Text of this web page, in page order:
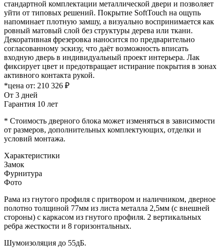
стандартной комплектации металлической двери и позволяет
уйти от типовых решений. Покрытие SoftTouch на ощупь
напоминает плотную замшу, а визуально воспринимается как
ровный матовый слой без структуры дерева или ткани.
Декоративная фрезеровка наносится по предварительно
согласованному эскизу, что даёт возможность вписать
входную дверь в индивидуальный проект интерьера. Лак
фиксирует цвет и предотвращает истирание покрытия в зонах
активного контакта рукой.
*цена от: 210 326 ₽
От 3 дней
Гарантия 10 лет
* Стоимость дверного блока может изменяться в зависимости
от размеров, дополнительных комплектующих, отделки и
условий монтажа.
Характеристики
Замок
Фурнитура
Фото
Рама из гнутого профиля с притвором и наличником, дверное
полотно толщиной 77мм из листа металла 2,5мм (с внешней
стороны) c каркасом из гнутого профиля. 2 вертикальных
ребра жесткости и 8 горизонтальных.
Шумоизоляция до 55дБ.